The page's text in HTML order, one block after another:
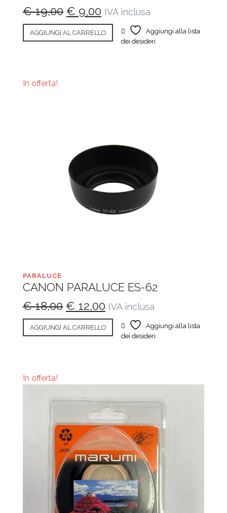
€19,00 Il
prezzo
originale
€ 9,00 Il
prezzo
attuale
IVA inclusa
AGGIUNGI AL CARRELLO
Aggiungi alla lista
dei desideri
In offerta!
PARALUCE
CANON PARALUCE ES-62
€18,00 Il
prezzo
originale
€ 12,00 Il
prezzo
attuale
IVA inclusa
AGGIUNGI AL CARRELLO
Aggiungi alla lista
dei desideri
In offerta!